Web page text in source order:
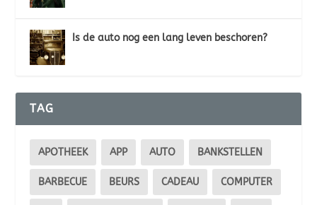
Is de auto nog een lang leven beschoren?
TAG
APOTHEEK APP AUTO BANKSTELLEN
BARBECUE BEURS CADEAU COMPUTER